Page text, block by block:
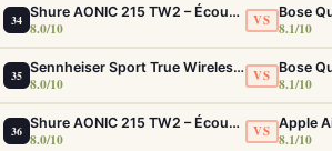
34 Shure AONIC 215 TW2 – Écouteurs True Wireless à isolation sonore premium
8.0/10 VS 8.1/10
35 Sennheiser Sport True Wireless – Écouteurs sport à son premium et acoustique adaptable
8.0/10 VS 8.1/10
36 Shure AONIC 215 TW2 – Écouteurs True Wireless à isolation sonore premium
8.0/10 VS 8.1/10